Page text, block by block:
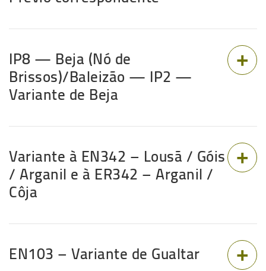
IP8 — Beja (Nó de
Brissos)/Baleizão — IP2 —
Variante de Beja
Variante à EN342 – Lousã / Góis
/ Arganil e à ER342 – Arganil /
Côja
EN103 – Variante de Gualtar